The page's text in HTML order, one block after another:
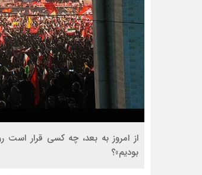
از امروز به بعد، چه کسی قرار
بودیم»؟